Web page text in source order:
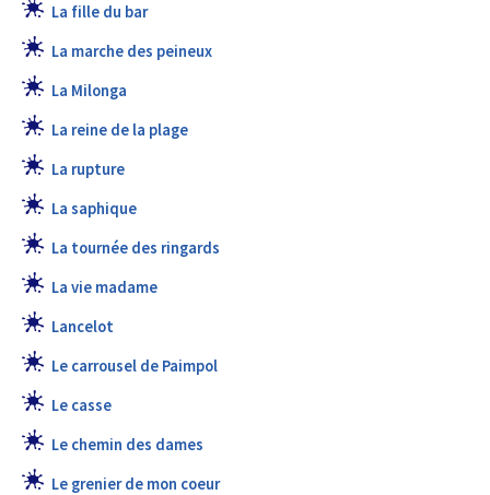
La fille du bar
La marche des peineux
La Milonga
La reine de la plage
La rupture
La saphique
La tournée des ringards
La vie madame
Lancelot
Le carrousel de Paimpol
Le casse
Le chemin des dames
Le grenier de mon coeur